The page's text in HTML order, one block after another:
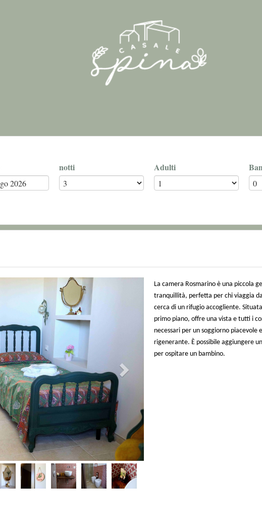
notti Adulti
La camera Rosmarino è una piccola
tranquillità, perfetta per chi viaggia
cerca di un rifugio accogliente.
primo piano, offre una vista e tutti i
necessari per un soggiorno piacevole e
rigenerante. È possibile aggiungere
per ospitare un bambino.